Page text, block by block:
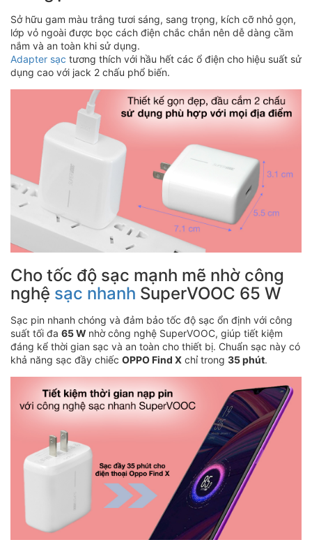
Sở hữu gam màu trắng tươi sáng, sang trọng, kích cỡ nhỏ gọn,
lớp vỏ ngoài được bọc cách điện chắc chắn nên dễ dàng cầm
nắm và an toàn khi sử dụng.
Adapter sạc tương thích với hầu hết các ổ điện cho hiệu suất sử
dụng cao với jack 2 chấu phổ biến.
Cho tốc độ sạc mạnh mẽ nhờ công
nghệ sạc nhanh SuperVOOC 65 W
Sạc pin nhanh chóng và đảm bảo tốc độ sạc ổn định với công
suất tối đa 65 W nhờ công nghệ SuperVOOC, giúp tiết kiệm
đáng kể thời gian sạc và an toàn cho thiết bị. Chuẩn sạc này có
khả năng sạc đầy chiếc OPPO Find X chỉ trong 35 phút.